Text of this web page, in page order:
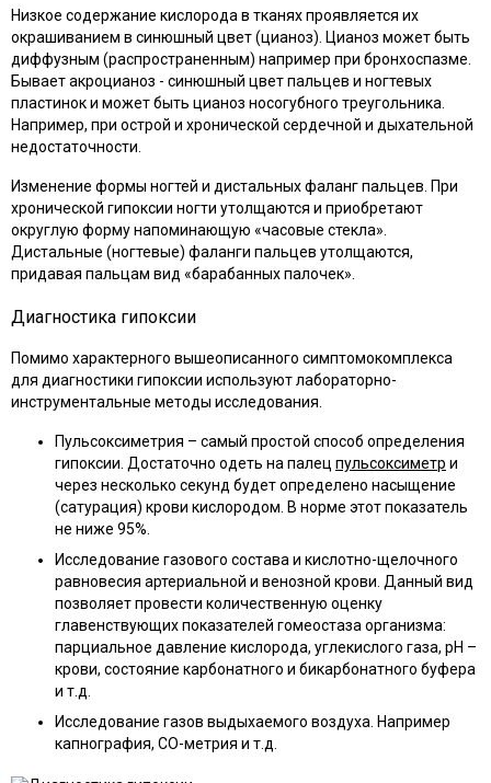
Низкое содержание кислорода в тканях проявляется их
окрашиванием в синюшный цвет (цианоз). Цианоз может быть
диффузным (распространенным) например при бронхоспазме.
Бывает акроцианоз - синюшный цвет пальцев и ногтевых
пластинок и может быть цианоз носогубного треугольника.
Например, при острой и хронической сердечной и дыхательной
недостаточности.
Изменение формы ногтей и дистальных фаланг пальцев. При
хронической гипоксии ногти утолщаются и приобретают
округлую форму напоминающую «часовые стекла».
Дистальные (ногтевые) фаланги пальцев утолщаются,
придавая пальцам вид «барабанных палочек».
Диагностика гипоксии
Помимо характерного вышеописанного симптомокомплекса
для диагностики гипоксии используют лабораторно-
инструментальные методы исследования.
Пульсоксиметрия – самый простой способ определения
гипоксии. Достаточно одеть на палец пульсоксиметр и
через несколько секунд будет определено насыщение
(сатурация) крови кислородом. В норме этот показатель
не ниже 95%.
Исследование газового состава и кислотно-щелочного
равновесия артериальной и венозной крови. Данный вид
позволяет провести количественную оценку
главенствующих показателей гомеостаза организма:
парциальное давление кислорода, углекислого газа, pH –
крови, состояние карбонатного и бикарбонатного буфера
и т.д.
Исследование газов выдыхаемого воздуха. Например
капнография, СО-метрия и т.д.